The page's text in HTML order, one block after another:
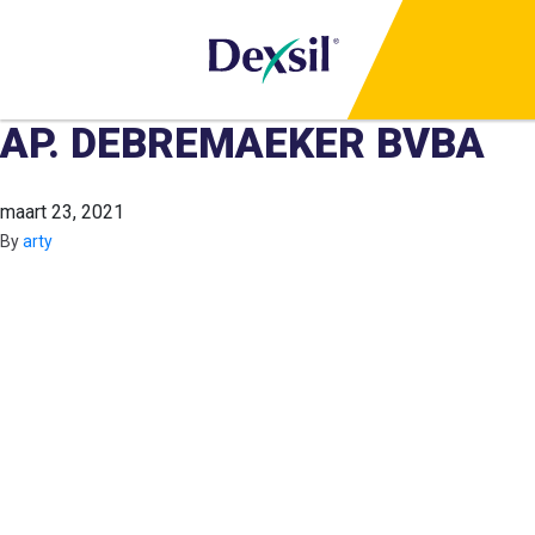
AP. DEBREMAEKER BVBA
maart 23, 2021
Byarty